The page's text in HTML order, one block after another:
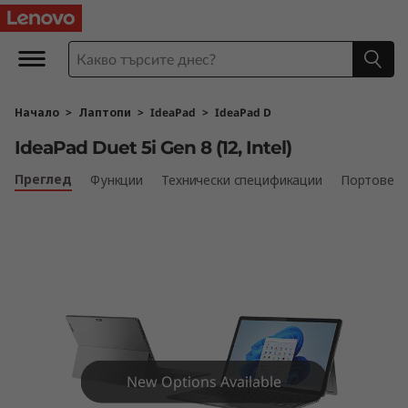
I
e
a
P
Начало > Лаптопи > IdeaPad > IdeaPad D
IdeaPad Duet 5i Gen 8 (12, Intel)
Преглед Функции Технически спецификации Портове
New Options Available